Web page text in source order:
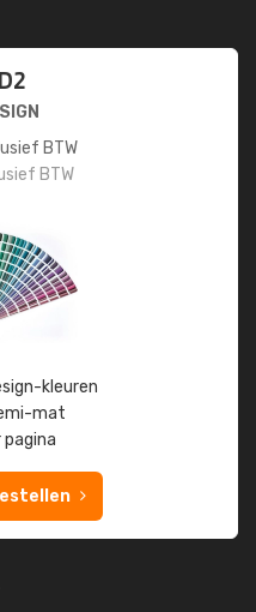
BTW
BTW
kleuren
mat
pagina